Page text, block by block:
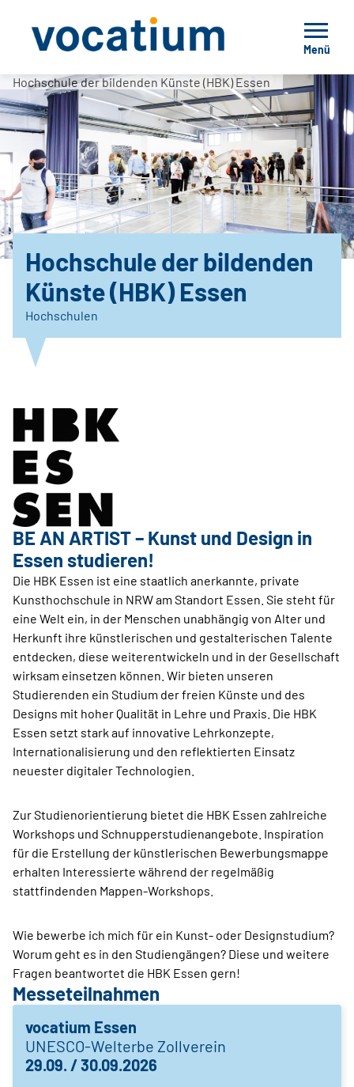
Menü
Hochschule der bildenden Künste (HBK) Essen
Hochschule der bildenden
Künste (HBK) Essen
Hochschulen
BE AN ARTIST – Kunst und Design in
Essen studieren!
Die HBK Essen ist eine staatlich anerkannte, private
Kunsthochschule in NRW am Standort Essen. Sie steht für
eine Welt ein, in der Menschen unabhängig von Alter und
Herkunft ihre künstlerischen und gestalterischen Talente
entdecken, diese weiterentwickeln und in der Gesellschaft
wirksam einsetzen können. Wir bieten unseren
Studierenden ein Studium der freien Künste und des
Designs mit hoher Qualität in Lehre und Praxis. Die HBK
Essen setzt stark auf innovative Lehrkonzepte,
Internationalisierung und den reflektierten Einsatz
neuester digitaler Technologien.
Zur Studienorientierung bietet die HBK Essen zahlreiche
Workshops und Schnupperstudienangebote. Inspiration
für die Erstellung der künstlerischen Bewerbungsmappe
erhalten Interessierte während der regelmäßig
stattfindenden Mappen-Workshops.
Wie bewerbe ich mich für ein Kunst- oder Designstudium?
Worum geht es in den Studiengängen? Diese und weitere
Fragen beantwortet die HBK Essen gern!
Messeteilnahmen
vocatium Essen
UNESCO-Welterbe Zollverein
29.09. / 30.09.2026